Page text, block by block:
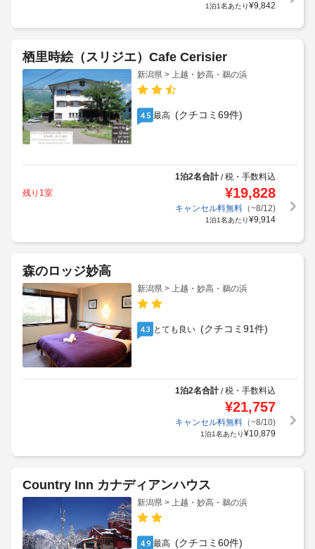
1泊1名あたり¥9,842
栖里時絵（スリジエ）Cafe Cerisier
新潟県 > 上越・妙高・鵜の浜
4.5 最高 (クチコミ69件)
1泊2名合計/税・手数料込
残り1室
¥19,828
キャンセル料無料（~8/12)
1泊1名あたり¥9,914
森のロッジ妙高
新潟県 > 上越・妙高・鵜の浜
4.3 とても良い (クチコミ91件)
1泊2名合計/税・手数料込
¥21,757
キャンセル料無料（~8/10)
1泊1名あたり¥10,879
Country Inn カナディアンハウス
新潟県 > 上越・妙高・鵜の浜
4.9 最高 (クチコミ60件)